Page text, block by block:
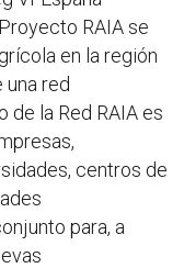
RAIA se
en la región
red
de la Red RAIA es
centros de
para, a